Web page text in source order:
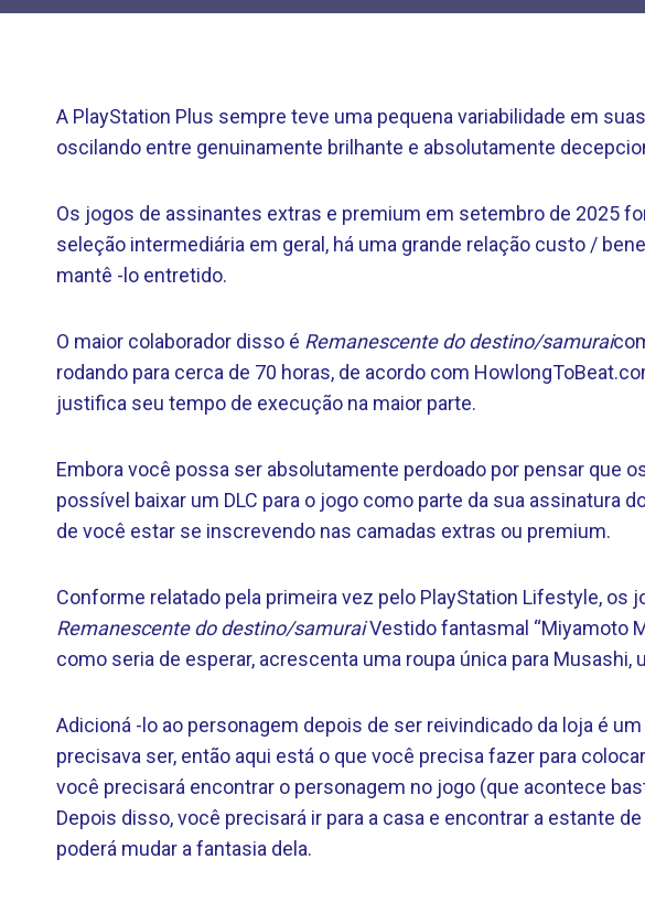
A PlayStation Plus sempre teve uma pequena variabilidade em
oscilando entre genuinamente brilhante e absolutamente
Os jogos de assinantes extras e premium em setembro de 2025
seleção intermediária em geral, há uma grande relação custo /
mantê -lo entretido.
O maior colaborador disso é Remanescente do destino/samurai
rodando para cerca de 70 horas, de acordo com
justifica seu tempo de execução na maior parte.
Embora você possa ser absolutamente perdoado por pensar que
possível baixar um DLC para o jogo como parte da sua assinatura
de você estar se inscrevendo nas camadas extras ou premium.
Conforme relatado pela primeira vez pelo PlayStation Lifestyle, os
Remanescente do destino/samuraiVestido fantasmal “Miyamoto
como seria de esperar, acrescenta uma roupa única para Musashi,
Adicioná -lo ao personagem depois de ser reivindicado da loja é
precisava ser, então aqui está o que você precisa fazer para
você precisará encontrar o personagem no jogo (que acontece
Depois disso, você precisará ir para a casa e encontrar a estante
poderá mudar a fantasia dela.